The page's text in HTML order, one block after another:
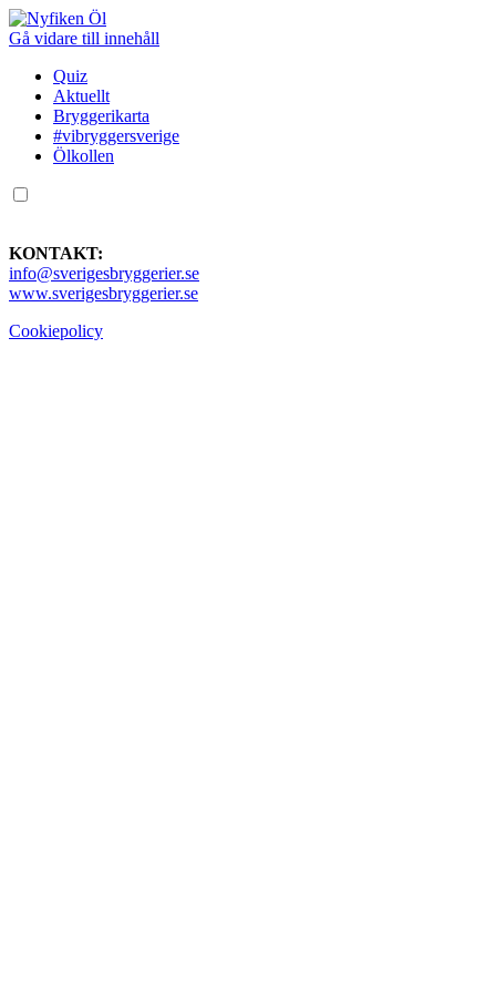
Gå vidare till innehåll
Quiz
Aktuellt
Bryggerikarta
#vibryggersverige
Ölkollen
KONTAKT:
info@sverigesbryggerier.se
www.sverigesbryggerier.se
Cookiepolicy